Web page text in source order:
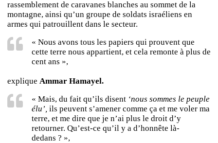
rassemblement de caravanes blanches au sommet de la
montagne, ainsi qu’un groupe de soldats israéliens en
armes qui patrouillent dans le secteur.
« Nous avons tous les papiers qui prouvent que
cette terre nous appartient, et cela remonte à plus de
cent ans »,
explique Ammar Hamayel.
« Mais, du fait qu’ils disent ‘nous sommes le peuple
élu’, ils peuvent s’amener comme ça et me voler ma
terre, et me dire que je n’ai plus le droit d’y
retourner. Qu’est-ce qu’il y a d’honnête là-
dedans ? »,